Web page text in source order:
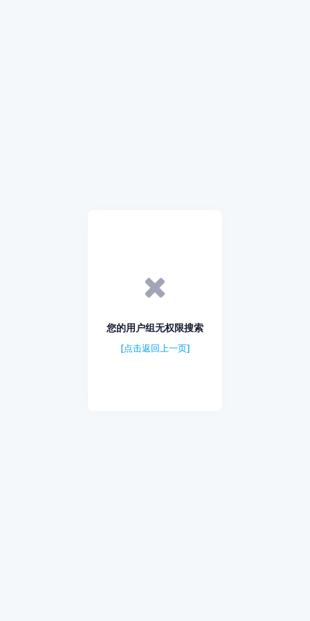
您的用户组无权限搜索
[点击返回上一页]